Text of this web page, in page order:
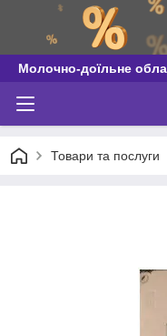
Молочно-доїльне
Товари та послуги